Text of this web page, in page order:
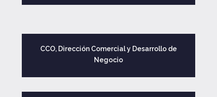
CCO, Dirección Comercial y Desarrollo de
Negocio